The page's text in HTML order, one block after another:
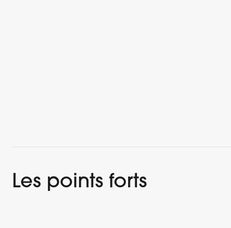
Les points forts